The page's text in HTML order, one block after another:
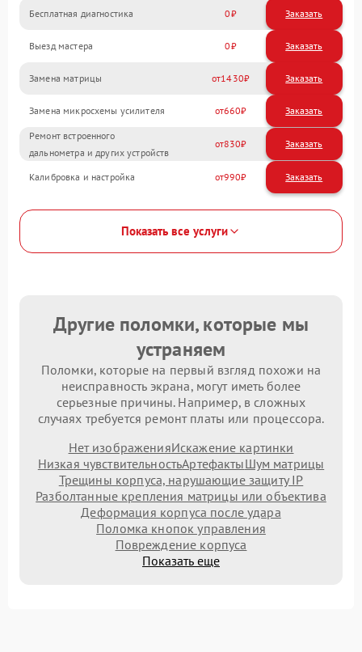
Бесплатная диагностика 0 Заказать
Выезд мастера 0 Заказать
Замена матрицы 1430
Замена микросхемы усилителя 660
Ремонт встроенного
дальнометра и других устройств
830
Калибровка и настройка 990
Показать все услуги
Другие поломки, которые мы
устраняем
Поломки, которые на первый взгляд похожи на
неисправность экрана, могут иметь более
серьезные причины. Например, в сложных
случаях требуется ремонт платы или процессора.
Нет изображенияИскажение картинки
Низкая чувствительностьАртефактыШум матрицы
Трещины корпуса, нарушающие защиту IP
Разболтанные крепления матрицы или объектива
Деформация корпуса после удара
Поломка кнопок управления
Повреждение корпуса
Показать еще